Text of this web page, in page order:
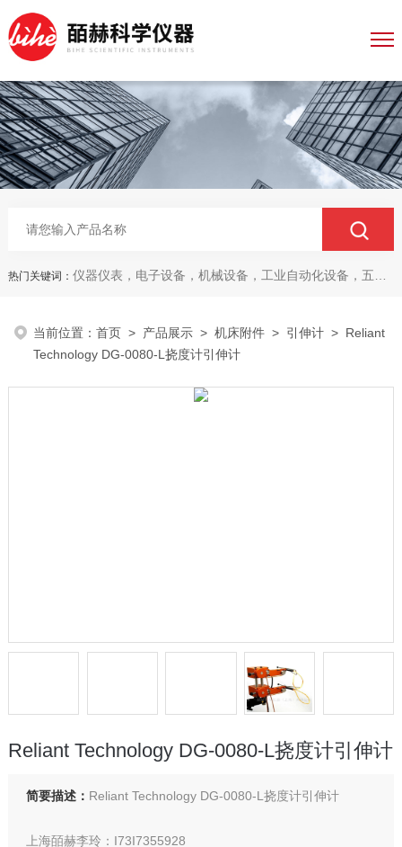
热门关键词： 仪器仪表，电子设备，机械设备，工业自动化设备，五金产品，电线电缆，金属材料，电子
当前位置：首页 > 产品展示 >机床附件 > 引伸计 > Reliant
Technology DG-0080-L挠度计引伸计
Reliant Technology DG-0080-L挠度计引伸计
简要描述： Reliant Technology DG-0080-L挠度计引伸计
上海皕赫李玲：I73I7355928